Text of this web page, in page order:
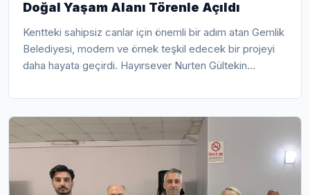
Doğal Yaşam Alanı Törenle Açıldı
Kentteki sahipsiz canlar için önemli bir adım atan Gemlik
Belediyesi, modern ve örnek teşkil edecek bir projeyi
daha hayata geçirdi. Hayırsever Nurten Gültekin
“Sahipsiz Hayvan Bakımevi, Rehabilitasyon Merkezi ve
Doğal Yaşam Alanı”, düzenlenen yoğun katılımlı resmi
törenle kapılarını açtı.